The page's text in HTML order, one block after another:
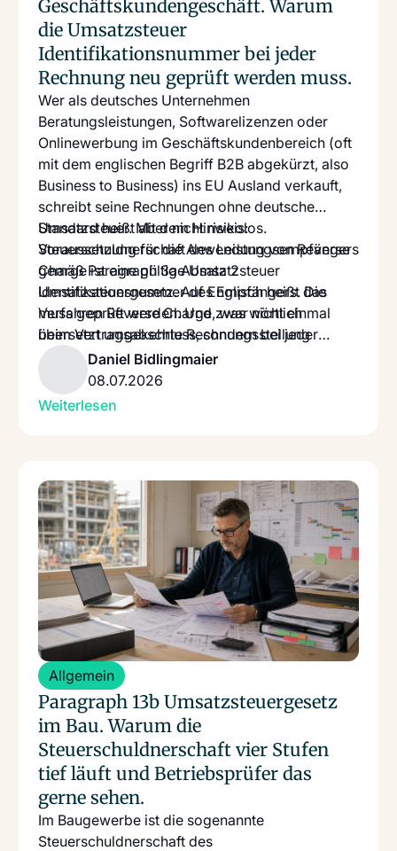
Geschäftskundengeschäft. Warum
die Umsatzsteuer
Identifikationsnummer bei jeder
Rechnung neu geprüft werden muss.
Wer als deutsches Unternehmen
Beratungsleistungen, Softwarelizenzen oder
Onlinewerbung im Geschäftskundenbereich (oft
mit dem englischen Begriff B2B abgekürzt, also
Business to Business) ins EU Ausland verkauft,
schreibt seine Rechnungen ohne deutsche
Umsatzsteuer. Mit dem Hinweis:
Steuerschuldnerschaft des Leistungsempfängers
gemäß Paragraph 3a Absatz 2
Umsatzsteuergesetz. Auf Englisch heißt das
Verfahren Reverse Charge, was wörtlich
übersetzt umgekehrte Rechnungsstellung
bedeutet. Das ist seit der
Mehrwertsteuerharmonisierung in der EU
Standard.
Standard heißt aber nicht risikolos.
Voraussetzung für die Anwendung von Reverse
Charge ist eine gültige Umsatzsteuer
Identifikationsnummer des Empfängers. Die
muss geprüft werden. Und zwar nicht einmal
beim Vertragsabschluss, sondern bei jeder
einzelnen Rechnung. Genau das tut in der Praxis
kaum jemand systematisch. Wir bei Flowers
sehen das in fast jedem zweiten Gespräch mit
Daniel Bidlingmaier
08.07.2026
Weiterlesen
Allgemein
Paragraph 13b Umsatzsteuergesetz
im Bau. Warum die
Steuerschuldnerschaft vier Stufen
tief läuft und Betriebsprüfer das
gerne sehen.
Im Baugewerbe ist die sogenannte
Steuerschuldnerschaft des
Weiterlesen